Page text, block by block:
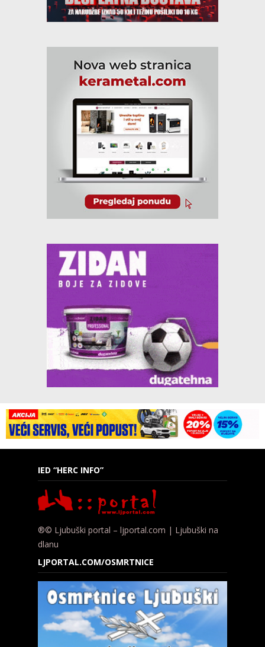
IED “HERC INFO”
®© Ljubuški portal – ljportal.com | Ljubuški na
dlanu
LJPORTAL.COM/OSMRTNICE